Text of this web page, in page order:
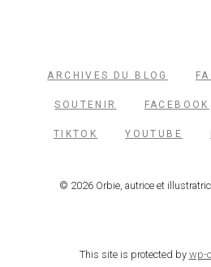
ARCHIVES DU BLOG
SOUTENIR FACEBOOK
TIKTOK YOUTUBE
© 2026 Orbie, autrice et
This site is protected by wp-